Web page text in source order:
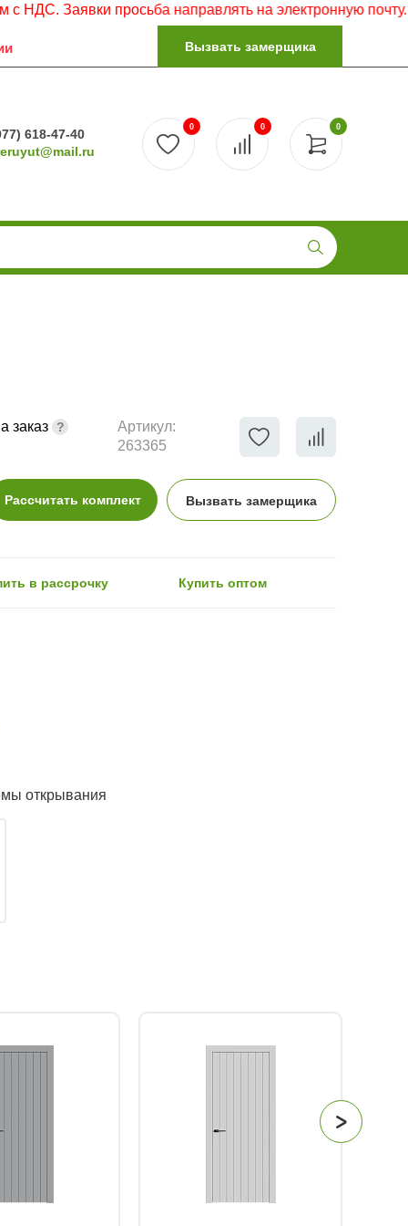
Заявки просьба направлять на электронную почту.
Вызвать замерщика
618-47-40
0
0 0
заказ
Артикул:
263365
Рассчитать комплект Вызвать замерщика
в рассрочку Купить оптом
открывания